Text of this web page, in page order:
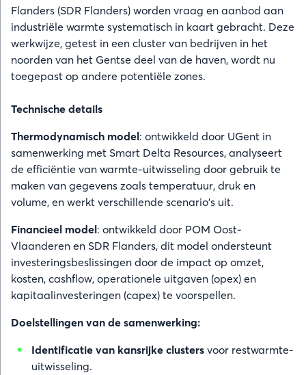
Flanders (SDR Flanders) worden vraag en aanbod aan
industriële warmte systematisch in kaart gebracht. Deze
werkwijze, getest in een cluster van bedrijven in het
noorden van het Gentse deel van de haven, wordt nu
toegepast op andere potentiële zones.
Technische details
Thermodynamisch model: ontwikkeld door UGent in
samenwerking met Smart Delta Resources, analyseert
de efficiëntie van warmte-uitwisseling door gebruik te
maken van gegevens zoals temperatuur, druk en
volume, en werkt verschillende scenario's uit.
Financieel model: ontwikkeld door POM Oost-
Vlaanderen en SDR Flanders, dit model ondersteunt
investeringsbeslissingen door de impact op omzet,
kosten, cashflow, operationele uitgaven (opex) en
kapitaalinvesteringen (capex) te voorspellen.
Doelstellingen van de samenwerking:
Identificatie van kansrijke clusters voor restwarmte-
uitwisseling.